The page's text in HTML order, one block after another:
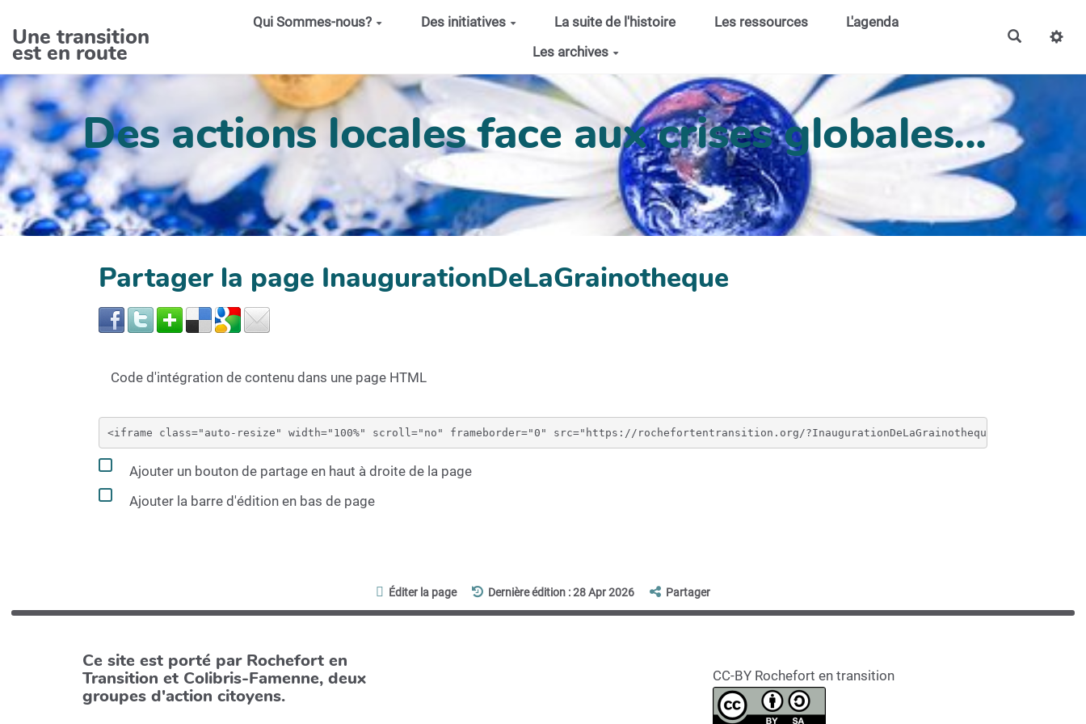
Une transition
est en route
Qui Sommes-nous? Des initiatives La suite de l'histoire Les ressources
L'agenda
Les archives
Des actions locales face aux crises globales...
Partager la page InaugurationDeLaGrainotheque
Code d'intégration de contenu dans une page HTML
Ajouter un bouton de partage en haut à droite de la page
Ajouter la barre d'édition en bas de page
Éditer la page Dernière édition : 28 Apr 2026 Partager
Ce site est porté par Rochefort en
Transition et Colibris-Famenne, deux
groupes d'action citoyens.
CC-BY Rochefort en transition